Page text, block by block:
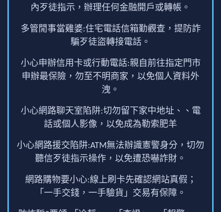
內歹徒指示，辦理任何金融開戶或轉帳。
多管閒事當雞婆:住宅電話信箱勤觀查，提防詐
騙歹徒盜轉接電話。
小心申辦信用卡或行動電話:親自前往指定門市
申辦最保險，勿至不明商家，以免個人資料外
洩。
小心網路聊天室陷阱:切勿留下家中地址、、電
話或個人影像，以免成為勒索肥羊
小心網路援交陷阱:ATM無法辦識憲警身分，切勿
聽信歹徒指示操作，以免遭恐嚇詐財。
網路購物要小心:線上刷卡先確認網站真假；
「一手交錢，一手驗貨」交易有保障。